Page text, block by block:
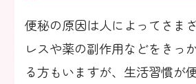
便秘の原因は人によってさま
レスや薬の副作用などをきっ
る方もいますが、生活習慣が